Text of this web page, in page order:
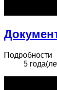
Подробности
5